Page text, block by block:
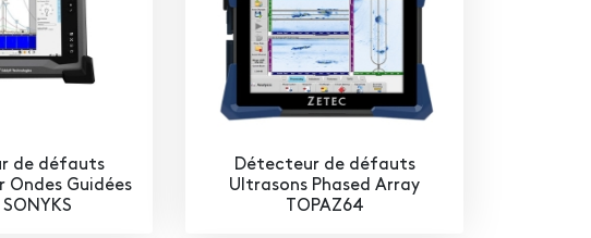
de défauts
Ondes Guidées
SONYKS
Détecteur de défauts
Ultrasons Phased Array
TOPAZ64